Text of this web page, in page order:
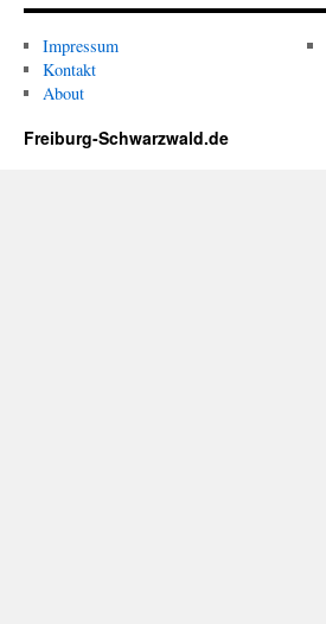
Impressum
Kontakt
About
Freiburg-Schwarzwald.de